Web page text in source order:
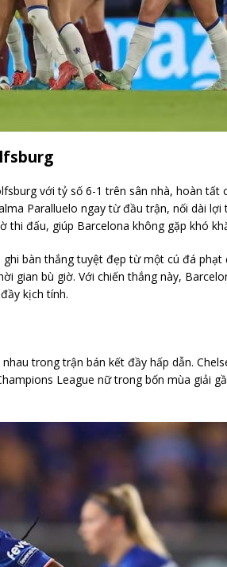
với tỷ số 6-1 trên sân nhà, hoàn tất
Paralluelo ngay từ đầu trận, nối dài
đấu, giúp Barcelona không gặp khó
bàn thắng tuyệt đẹp từ một cú đá
gian bù giờ. Với chiến thắng này,
kịch tính.
trong trận bán kết đầy hấp dẫn.
League nữ trong bốn mùa giải